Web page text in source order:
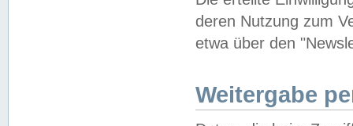
deren Nutzung zum
etwa über den
Weitergabe